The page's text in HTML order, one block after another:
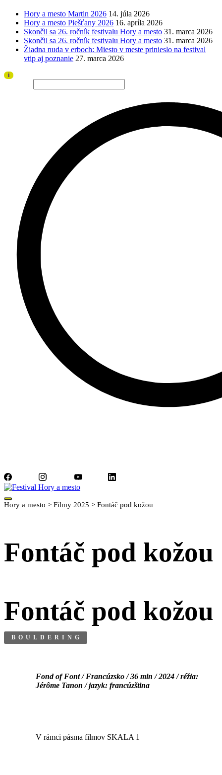
Hory a mesto Martin 2026 14. júla 2026
Hory a mesto Piešťany 2026 16. apríla 2026
Skončil sa 26. ročník festivalu Hory a mesto 31. marca 2026
Skončil sa 26. ročník festivalu Hory a mesto 31. marca 2026
Žiadna nuda v erboch: Miesto v meste prinieslo na festival
vtip aj poznanie 27. marca 2026
i
Hory a mesto > Filmy 2025 > Fontáč pod kožou
Fontáč pod kožou
Fontáč pod kožou
BOULDERING
Fond of Font / Francúzsko / 36 min / 2024 / réžia:
Jérôme Tanon / jazyk: francúzština
V rámci pásma filmov SKALA 1